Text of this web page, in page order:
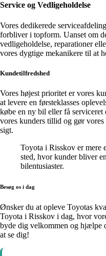
Service og Vedligeholdelse
Vores dedikerede
forbliver i topform. Uanset om
vedligeholdelse, reparationer
vores dygtige mekanikere til at
Kundetilfredshed
Vores højest prioritet er vores
at levere en førsteklasses
købe en ny bil eller få
vores kunders tillid og gør
sigt.
Toyota i Risskov er mere
sted, hvor kunder bliver
bilentusiaster.
Besøg os i dag
Ønsker du at opleve Toyotas
Toyota i Risskov i dag, hvor
byde dig velkommen og hjælpe
at se dig!